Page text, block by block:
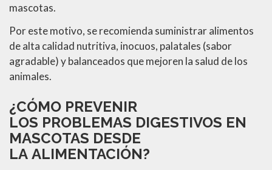
mascotas.
Por este motivo, se recomienda suministrar alimentos
de alta calidad nutritiva, inocuos, palatales (sabor
agradable) y balanceados que mejoren la salud de los
animales.
¿CÓMO PREVENIR
LOS PROBLEMAS DIGESTIVOS EN
MASCOTAS DESDE
LA ALIMENTACIÓN?